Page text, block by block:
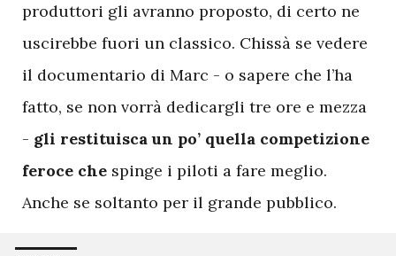
produttori gli avranno proposto, di certo ne
uscirebbe fuori un classico. Chissà se vedere
il documentario di Marc - o sapere che l’ha
fatto, se non vorrà dedicargli tre ore e mezza
- gli restituisca un po’ quella competizione
feroce che spinge i piloti a fare meglio.
Anche se soltanto per il grande pubblico.